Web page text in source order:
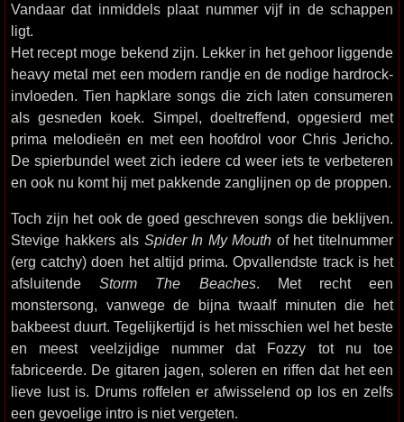
Vandaar dat inmiddels plaat nummer vijf in de schappen
ligt.
Het recept moge bekend zijn. Lekker in het gehoor liggende
heavy metal met een modern randje en de nodige hardrock-
invloeden. Tien hapklare songs die zich laten consumeren
als gesneden koek. Simpel, doeltreffend, opgesierd met
prima melodieën en met een hoofdrol voor Chris Jericho.
De spierbundel weet zich iedere cd weer iets te verbeteren
en ook nu komt hij met pakkende zanglijnen op de proppen.
Toch zijn het ook de goed geschreven songs die beklijven.
Stevige hakkers als Spider In My Mouth of het titelnummer
(erg catchy) doen het altijd prima. Opvallendste track is het
afsluitendeStorm The Beaches. Met recht een
monstersong, vanwege de bijna twaalf minuten die het
bakbeest duurt. Tegelijkertijd is het misschien wel het beste
en meest veelzijdige nummer dat Fozzy tot nu toe
fabriceerde. De gitaren jagen, soleren en riffen dat het een
lieve lust is. Drums roffelen er afwisselend op los en zelfs
een gevoelige intro is niet vergeten.